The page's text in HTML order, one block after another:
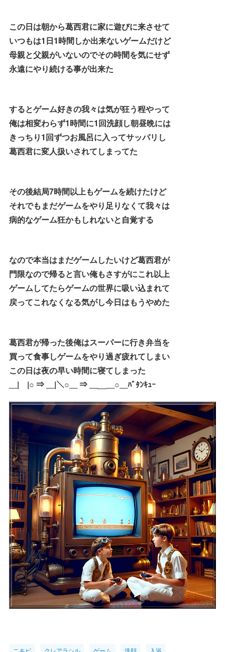
この日は朝から葛西君に家に遊びに来させて
いつもは1日1時間しか出来ないゲームだけど
母親と父親がいないのでその時間を気にせず
永遠にやり続ける事が出来た
するとゲーム好きの我々は気が狂う程やって
俺は相変わらず1時間に1回洗顔し朝昼晩には
きっちり1回ずつお風呂に入ってサッパリし
葛西君に変人扱いされてしまってた
その後結局7時間以上もゲームを続けたけど
それでもまだゲームをやり足りなくて我々は
病的なゲーム狂かもしれないと自覚する
なので本当はまだゲームしたいけど葛西君が
門限なので帰ると言い俺もさすがにこれ以上
ゲームしてたらゲームの世界に吸い込まれて
戻ってこれなくなる気がし今日はもうやめた
葛西君が帰った後俺はスーパーに行き弁当を
買って食事しゲームをやり過ぎ疲れてしまい
この日は夜の早い時間に寝てしまった
＿|￣|○ ⇒ ＿|＼○＿ ⇒ ＿__＿○＿ﾊﾞﾀﾝｷｭｰ